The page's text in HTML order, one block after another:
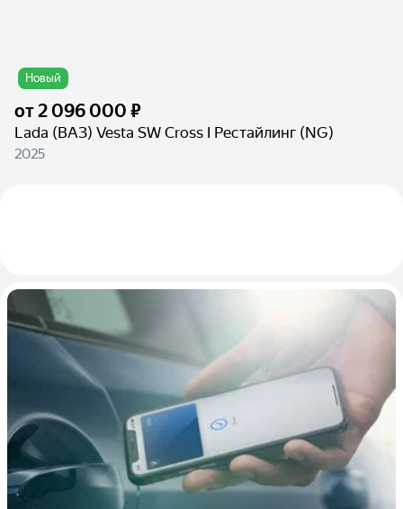
Новый
от2 096 000 ₽
Lada (ВАЗ) Vesta SW Cross I Рестайлинг (NG)
2025